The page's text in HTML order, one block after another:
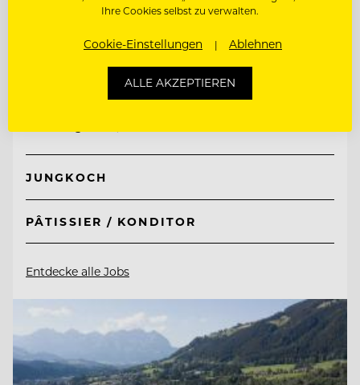
TOP ARBEITGEBER
Hotel Guglwald
JUNGKOCH
PÂTISSIER / KONDITOR
Entdecke alle Jobs
Ihre Cookies selbst zu verwalten.
Cookie-Einstellungen Ablehnen
ALLE AKZEPTIEREN